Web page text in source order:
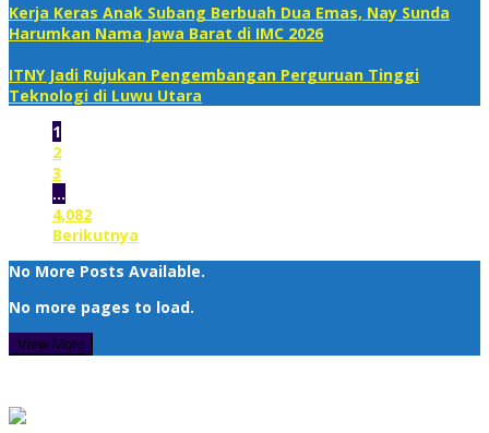
Kerja Keras Anak Subang Berbuah Dua Emas, Nay Sunda
Harumkan Nama Jawa Barat di IMC 2026
ITNY Jadi Rujukan Pengembangan Perguruan Tinggi
Teknologi di Luwu Utara
1
2
3
…
4,082
Berikutnya
No More Posts Available.
No more pages to load.
View More